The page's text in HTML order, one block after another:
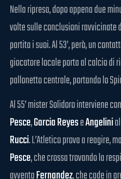
Nella ripresa, dopo appena due
volte sulle conclusioni ravvicinate
partita i suoi. Al 53’, però, un
giocatore locale porta al calcio di
pallonetto centrale, portando lo
Al 55’ mister Solidoro interviene
Pesce,Garcia ReyeseAngelini
Rucci. L’Atletico prova a reagire,
Pesce, che crossa trovando la
avventaFernandez, che cade in